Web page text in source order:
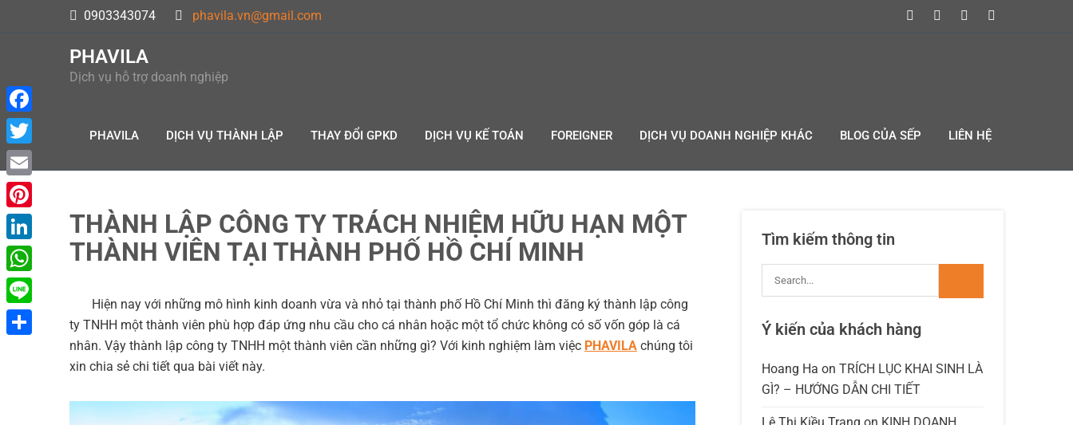
0903343074 phavila.vn@gmail.com
PHAVILA
Dịch vụ hỗ trợ doanh nghiệp
PHAVILA DỊCH VỤ THÀNH LẬP THAY ĐỔI GPKD DỊCH VỤ KẾ TOÁN FOREIGNER DỊCH VỤ DOANH NGHIỆP KHÁC BLOG CỦA SẾP LIÊN HỆ
THÀNH LẬP CÔNG TY TRÁCH NHIỆM HỮU HẠN MỘT
THÀNH VIÊN TẠI THÀNH PHỐ HỒ CHÍ MINH
Hiện nay với những mô hình kinh doanh vừa và nhỏ tại thành phố Hồ Chí Minh thì đăng ký thành lập công
ty TNHH một thành viên phù hợp đáp ứng nhu cầu cho cá nhân hoặc một tổ chức không có số vốn góp là cá
nhân. Vậy thành lập công ty TNHH một thành viên cần những gì? Với kinh nghiệm làm việc PHAVILA chúng tôi
xin chia sẻ chi tiết qua bài viết này.
Tìm kiếm thông tin
Ý kiến của khách hàng
Hoang Ha onTRÍCH LỤC KHAI SINH LÀ
GÌ? – HƯỚNG DẪN CHI TIẾT
F
a
c
e
b
o
o
k
T
w
i
e
r
E
m
a
P
i
n
t
e
L
i
n
k
W
h
a
L